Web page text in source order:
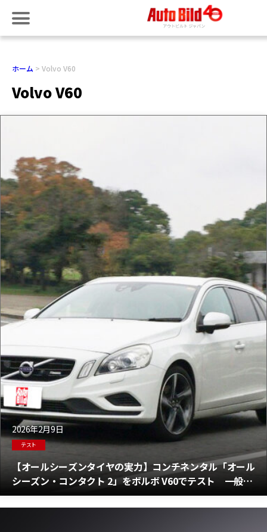
ホーム Volvo V60
Volvo V60
2026年2月9日
テスト
【オールシーズンタイヤの実力】コンチネンタル「オール
シーズン・コンタクト 2」をボルボ V60でテスト 一般道
編